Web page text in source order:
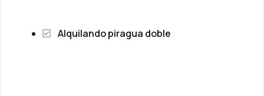
Alquilando piragua doble